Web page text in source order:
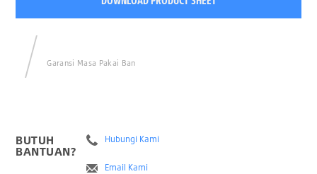
Garansi Masa Pakai Ban
BUTUH
BANTUAN?
Hubungi Kami
Email Kami